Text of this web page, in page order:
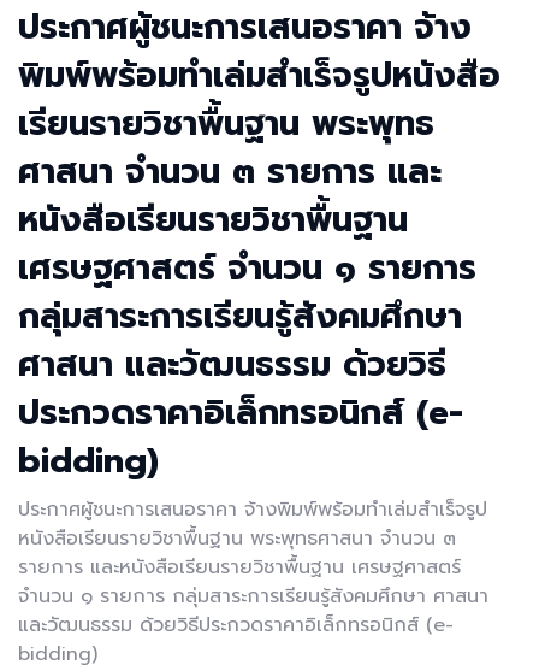
ประกาศผู้ชนะการเสนอราคา จ้าง
พิมพ์พร้อมทำเล่มสำเร็จรูปหนังสือ
เรียนรายวิชาพื้นฐาน พระพุทธ
ศาสนา จำนวน ๓ รายการ และ
หนังสือเรียนรายวิชาพื้นฐาน
เศรษฐศาสตร์ จำนวน ๑ รายการ
กลุ่มสาระการเรียนรู้สังคมศึกษา
ศาสนา และวัฒนธรรม ด้วยวิธี
ประกวดราคาอิเล็กทรอนิกส์ (e-
bidding)
ประกาศผู้ชนะการเสนอราคา จ้างพิมพ์พร้อมทำเล่มสำเร็จรูป
หนังสือเรียนรายวิชาพื้นฐาน พระพุทธศาสนา จำนวน ๓
รายการ และหนังสือเรียนรายวิชาพื้นฐาน เศรษฐศาสตร์
จำนวน ๑ รายการ กลุ่มสาระการเรียนรู้สังคมศึกษา ศาสนา
และวัฒนธรรม ด้วยวิธีประกวดราคาอิเล็กทรอนิกส์ (e-
bidding)